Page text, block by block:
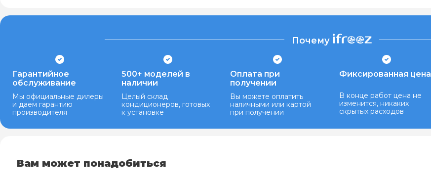
Почему
Гарантийное
обслуживание
Мы официальные дилеры
и даем гарантию
производителя
500+ моделей в
наличии
Целый склад
кондиционеров, готовых
к установке
Оплата при
получении
Вы можете оплатить
наличными или картой
при получении
Фиксированная цена
В конце работ цена не
изменится, никаких
скрытых расходов
Вам может понадобиться